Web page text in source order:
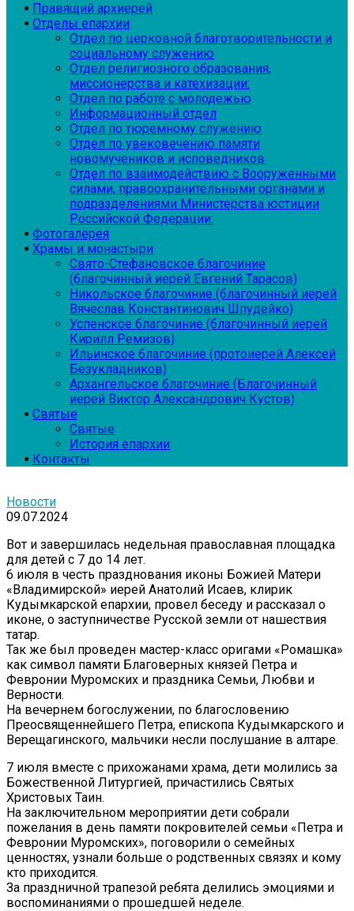
Правящий архиерей
Отделы епархии
Отдел по церковной благотворительности и
социальному служению
Отдел религиозного образования,
миссионерства и катехизации:
Отдел по работе с молодежью
Информационный отдел
Отдел по тюремному служению
Отдел по увековечению памяти
новомучеников и исповедников
Отдел по взаимодействию с Вооруженными
силами, правоохранительными органами и
подразделениями Министерства юстиции
Российской Федерации:
Фотогалерея
Храмы и монастыри
Свято-Стефановское благочиние
(благочинный иерей Евгений Тарасов)
Никольское благочиние (благочинный иерей
Вячеслав Константинович Шпудейко)
Успенское благочиние (благочинный иерей
Кирилл Ремизов)
Ильинское благочиние (протоиерей Алексей
Безукладников)
Архангельское благочиние (Благочинный
иерей Виктор Александрович Кустов)
Святые
Святые
История епархии
Контакты
Новости
09.07.2024
Вот и завершилась недельная православная площадка
для детей с 7 до 14 лет.
6 июля в честь празднования иконы Божией Матери
«Владимирской» иерей Анатолий Исаев, клирик
Кудымкарской епархии, провел беседу и рассказал о
иконе, о заступничестве Русской земли от нашествия
татар.
Так же был проведен мастер-класс оригами «Ромашка»
как символ памяти Благоверных князей Петра и
Февронии Муромских и праздника Семьи, Любви и
Верности.
На вечернем богослужении, по благословению
Преосвященнейшего Петра, епископа Кудымкарского и
Верещагинского, мальчики несли послушание в алтаре.
7 июля вместе с прихожанами храма, дети молились за
Божественной Литургией, причастились Святых
Христовых Таин.
На заключительном мероприятии дети собрали
пожелания в день памяти покровителей семьи «Петра и
Февронии Муромских», поговорили о семейных
ценностях, узнали больше о родственных связях и кому
кто приходится.
За праздничной трапезой ребята делились эмоциями и
воспоминаниями о прошедшей неделе.